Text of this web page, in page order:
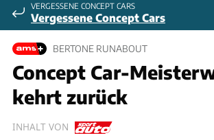
VERGESSENE CONCEPT CARS
Vergessene Concept Cars
BERTONE RUNABOUT
Concept Car-
kehrt zurück
INHALT VON